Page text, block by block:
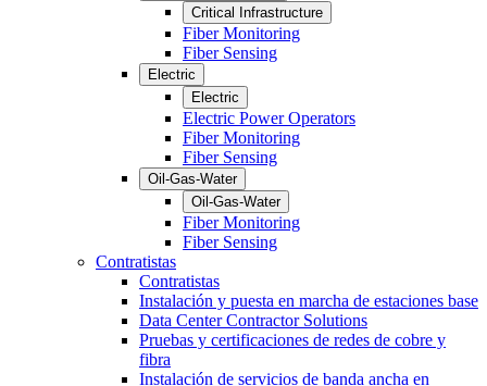
Critical Infrastructure
Fiber Monitoring
Fiber Sensing
Electric
Electric
Electric Power Operators
Fiber Monitoring
Fiber Sensing
Oil-Gas-Water
Oil-Gas-Water
Fiber Monitoring
Fiber Sensing
Contratistas
Contratistas
Instalación y puesta en marcha de estaciones base
Data Center Contractor Solutions
Pruebas y certificaciones de redes de cobre y
fibra
Instalación de servicios de banda ancha en